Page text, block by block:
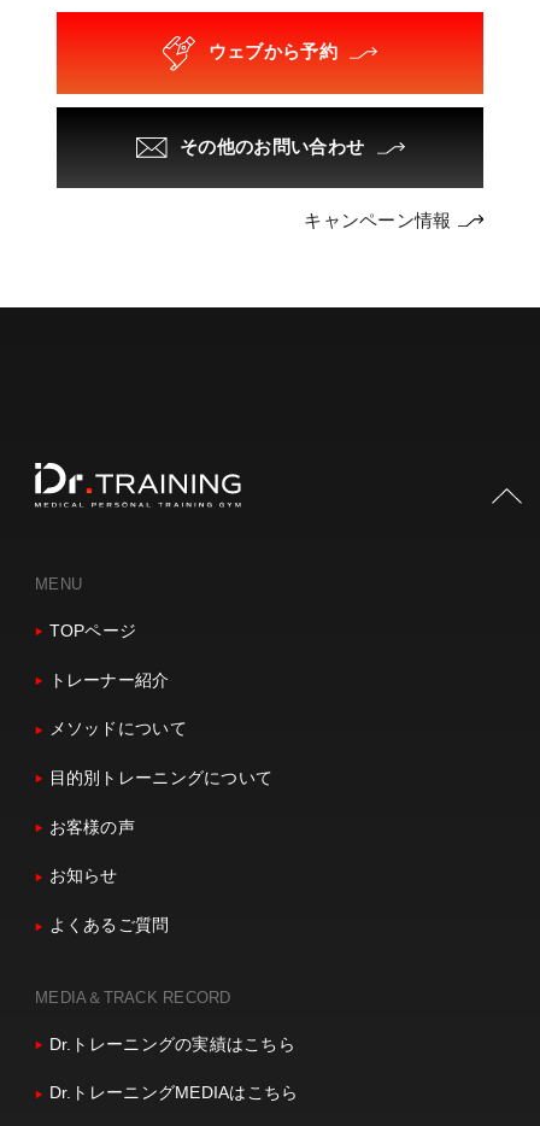
ウェブから予約
その他のお問い合わせ
キャンペーン情報
MENU
TOPページ
トレーナー紹介
メソッドについて
目的別トレーニングについて
お客様の声
お知らせ
よくあるご質問
MEDIA＆TRACK RECORD
Dr.トレーニングの実績はこちら
Dr.トレーニングMEDIAはこちら